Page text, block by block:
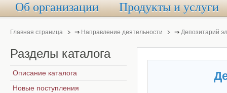
Об организации Продукты и услуги
Главная страница ⇒ Направление деятельности ⇒ Депозитарий
Разделы каталога
Описание каталога
Новые поступления